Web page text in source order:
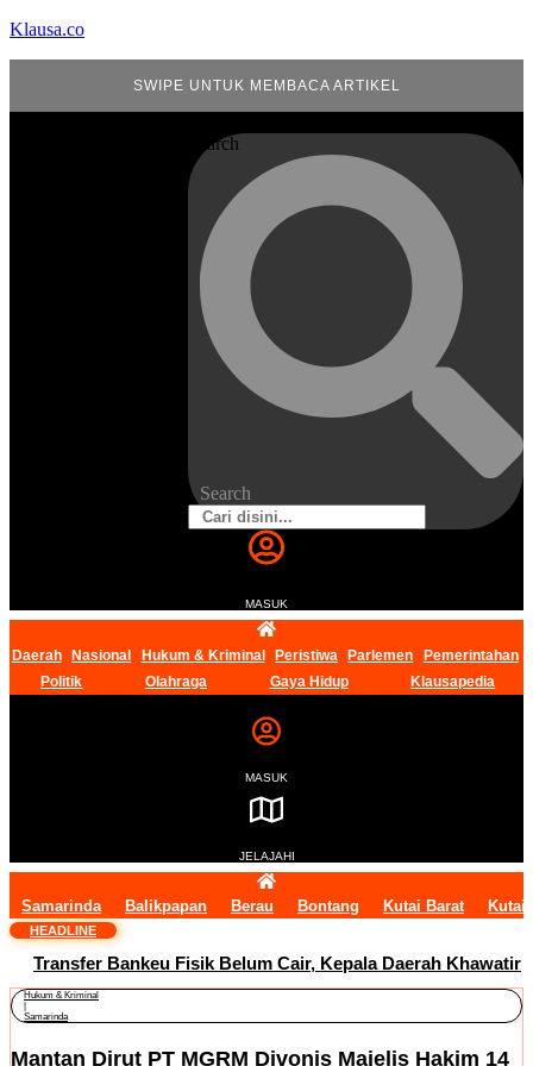
Klausa.co
SWIPE UNTUK MEMBACA ARTIKEL
Search
Search
MASUK
Daerah Nasional Hukum & Kriminal Peristiwa Parlemen
Pemerintahan
Politik
Olahraga Gaya Hidup Klausapedia
MASUK
JELAJAHI
Samarinda Balikpapan Berau Bontang Kutai Barat Kutai
HEADLINE
Transfer Bankeu Fisik Belum Cair, Kepala Daerah Khawatir
Proyek Infrastruktur Terganggu
Pemprov Kaltim Masih Kosong, BKD Pastikan Dilakukan
Hukum & Kriminal
Samarinda
Mantan Dirut PT MGRM Divonis Majelis Hakim 14